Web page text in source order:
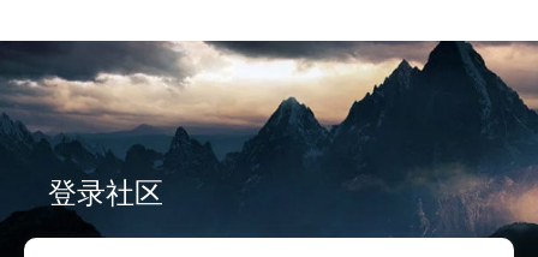
Can not write to cache files, please check directory
./source/plugin/comiis_app/comiis_info/ .
登录社区